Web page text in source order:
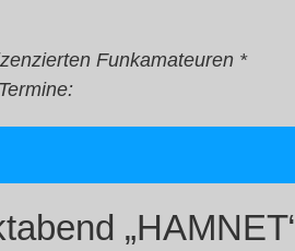
Funkamateuren *